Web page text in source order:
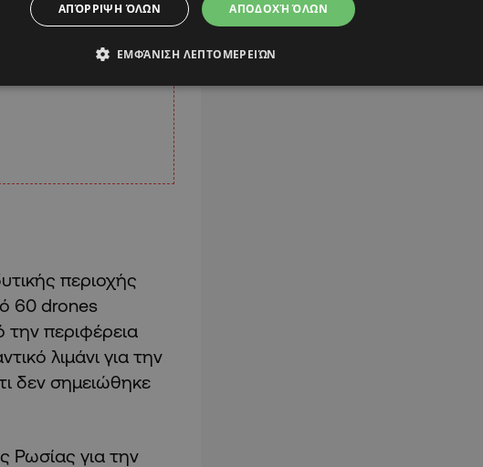
περιοχής
60 drones
περιφέρεια
λιμάνι για την
δεν σημειώθηκε
Ρωσίας για την
ΑΠΟΔΟΧΉ ΌΛΩΝ
ΑΠΌΡΡΙΨΗ ΌΛΩΝ
ΕΜΦΆΝΙΣΗ ΛΕΠΤΟΜΕΡΕΙΏΝ